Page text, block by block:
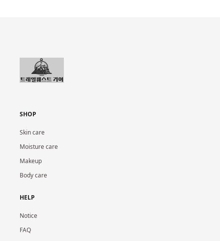
SHOP
Skin care
Moisture care
Makeup
Body care
HELP
Notice
FAQ